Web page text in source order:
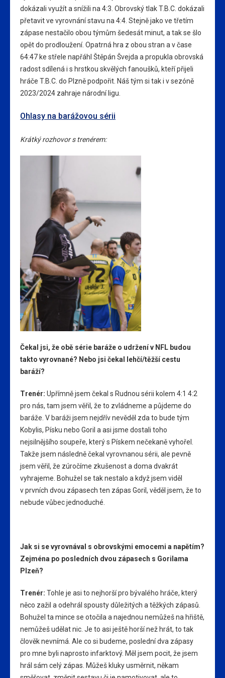
dokázali využít a snížili na 4:3. Obrovský tlak T.B.C. dokázali
přetavit ve vyrovnání stavu na 4:4. Stejně jako ve třetím
zápase nestačilo obou týmům šedesát minut, a tak se šlo
opět do prodloužení. Opatrná hra z obou stran a v čase
64:47 ke střele napřáhl Štěpán Švejda a propukla obrovská
radost sdílená i s hrstkou skvělých fanoušků, kteří přijeli
hráče T.B.C. do Plzně podpořit. Náš tým si tak i v sezóně
2023/2024 zahraje národní ligu.
Ohlasy na barážovou sérii
Krátký rozhovor s trenérem:
Čekal jsi, že obě série baráže o udržení v NFL budou
takto vyrovnané? Nebo jsi čekal lehčí/těžší cestu
baráží?
Trenér: Upřímně jsem čekal s Rudnou sérii kolem 4:1 4:2
pro nás, tam jsem věřil, že to zvládneme a půjdeme do
baráže. V baráži jsem nejdřív nevěděl zda to bude tým
Kobylis, Písku nebo Goril a asi jsme dostali toho
nejsilnějšího soupeře, který s Pískem nečekaně vyhořel.
Takže jsem následně čekal vyrovnanou sérii, ale pevně
jsem věřil, že zúročíme zkušenost a doma dvakrát
vyhrajeme. Bohužel se tak nestalo a když jsem viděl
v prvních dvou zápasech ten zápas Goril, věděl jsem, že to
nebude vůbec jednoduché.
Jak si se vyrovnával s obrovskými emocemi a napětím?
Zejména po posledních dvou zápasech s Gorilama
Plzeň?
Trenér: Tohle je asi to nejhorší pro bývalého hráče, který
něco zažil a odehrál spousty důležitých a těžkých zápasů.
Bohužel ta mince se otočila a najednou nemůžeš na hřiště,
nemůžeš udělat nic. Je to asi ještě horší než hrát, to tak
člověk nevnímá. Ale co si budeme, poslední dva zápasy
pro mne byli naprosto infarktový. Měl jsem pocit, že jsem
hrál sám celý zápas. Můžeš kluky usměrnit, někam